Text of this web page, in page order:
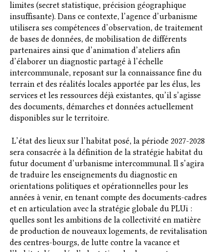
limites (secret statistique, précision géographique
insuffisante). Dans ce contexte, l’agence d’urbanisme
utilisera ses compétences d’observation, de traitement
de bases de données, de mobilisation de différents
partenaires ainsi que d’animation d’ateliers afin
d’élaborer un diagnostic partagé à l’échelle
intercommunale, reposant sur la connaissance fine du
terrain et des réalités locales apportée par les élus, les
services et les ressources déjà existantes, qu’il s’agisse
des documents, démarches et données actuellement
disponibles sur le territoire.
L’état des lieux sur l’habitat posé, la période 2027-2028
sera consacrée à la définition de la stratégie habitat du
futur document d’urbanisme intercommunal. Il s’agira
de traduire les enseignements du diagnostic en
orientations politiques et opérationnelles pour les
années à venir, en tenant compte des documents-cadres
et en articulation avec la stratégie globale du PLUi :
quelles sont les ambitions de la collectivité en matière
de production de nouveaux logements, de revitalisation
des centres-bourgs, de lutte contre la vacance et